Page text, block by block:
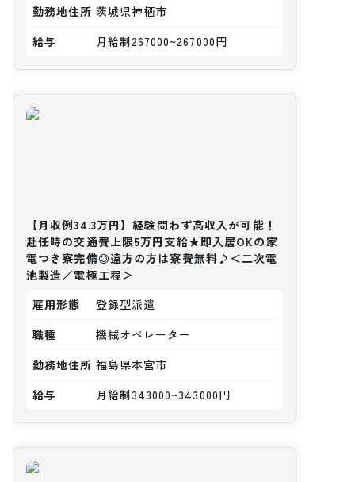
勤務地住所 茨城県神栖市
給与
月給制267000~267000円
【月収例34.3万円】経験問わず高収入が可能！
赴任時の交通費上限5万円支給★即入居OKの家
電つき寮完備◎遠方の方は寮費無料♪＜二次電
池製造／電極工程＞
雇用形態
登録型派遣
職種
機械オペレーター
勤務地住所 福島県本宮市
給与
月給制343000~343000円